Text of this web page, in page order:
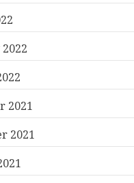
2021
2021